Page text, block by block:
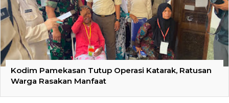
Kodim Pamekasan Tutup Operasi Katarak, Ratusan
Warga Rasakan Manfaat